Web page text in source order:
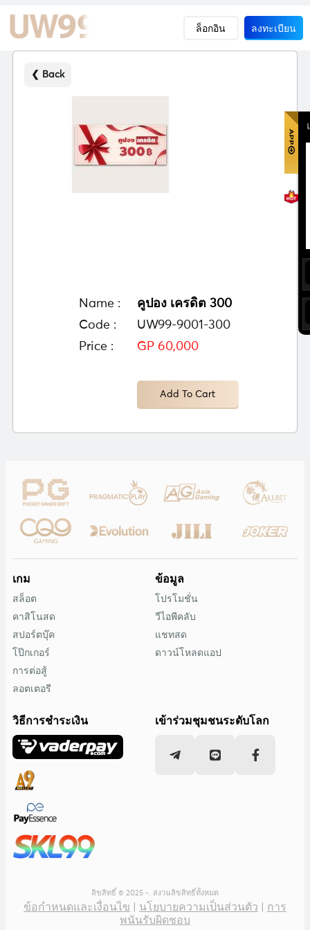
ล็อกอิน ลงทะเบียน
❮ Back
Name :
คูปอง เครดิต 300
Code :
UW99-9001-300
Price :
GP 60,000
Add To Cart
เกม
สล็อต
คาสิโนสด
สปอร์ตบุ๊ค
โป๊กเกอร์
การต่อสู้
ลอตเตอรี
ข้อมูล
โปรโมชั่น
วีไอพีคลับ
แชทสด
ดาวน์โหลดแอป
วิธีการชำระเงิน เข้าร่วมชุมชนระดับโลก
ลิขสิทธิ์ © 2025 -. สงวนลิขสิทธิ์ทั้งหมด
ข้อกำหนดและเงื่อนไข นโยบายความเป็นส่วนตัว
การ
พนันรับผิดชอบ